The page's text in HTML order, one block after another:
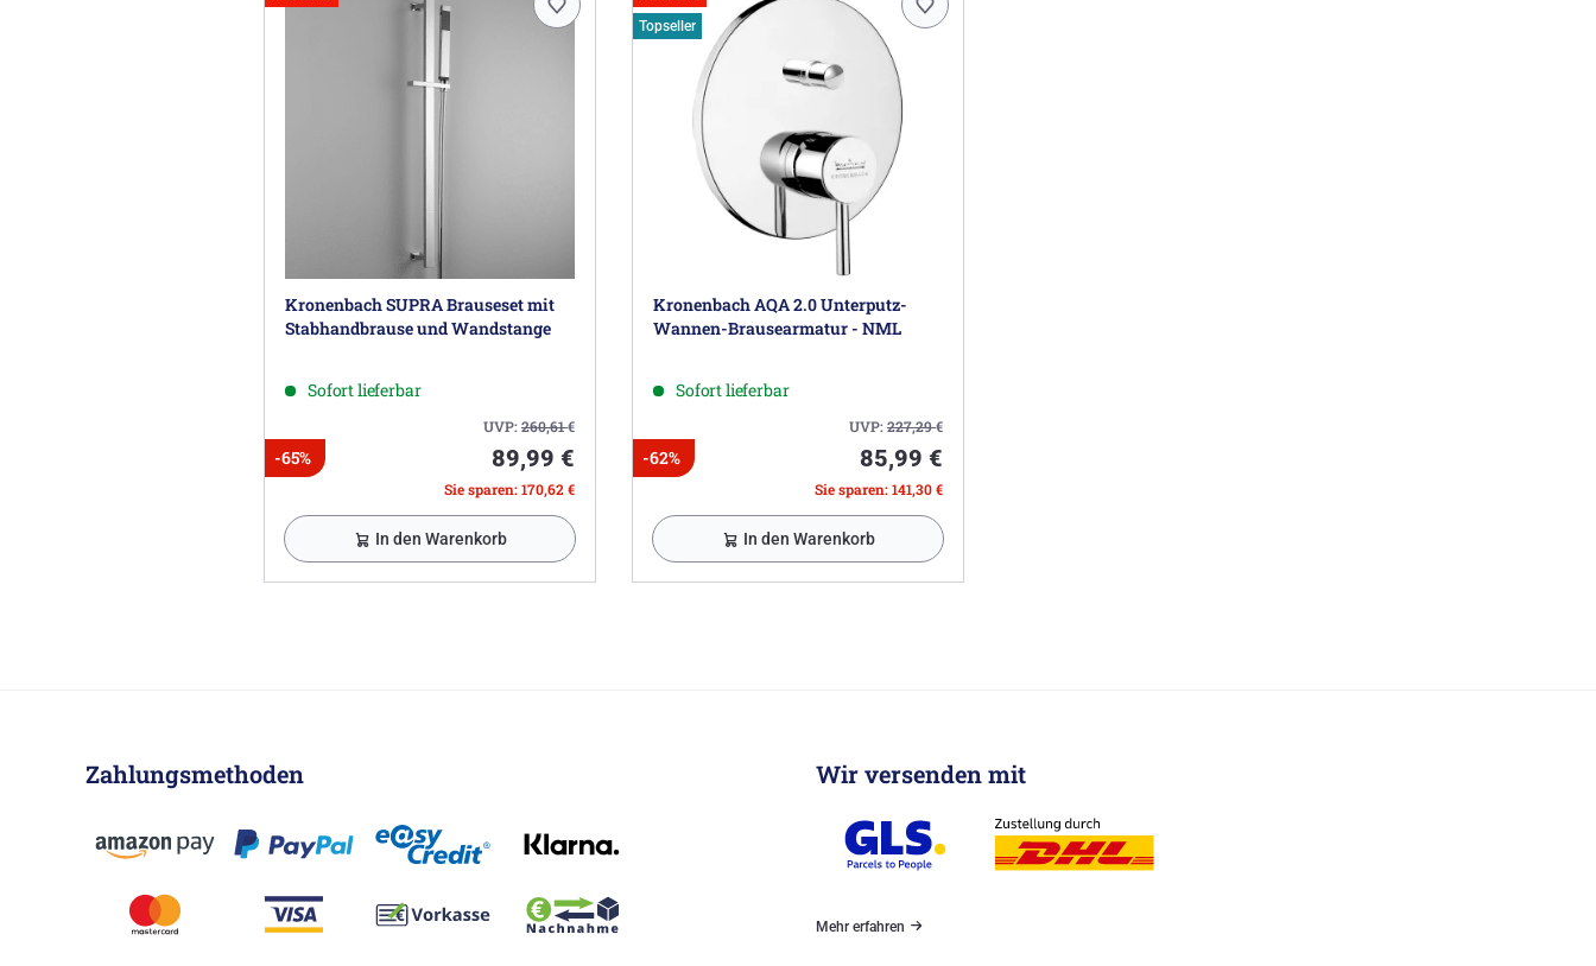
Kronenbach SUPRA Brauseset mit
Stabhandbrause und Wandstange
Sofort lieferbar
UVP:260,61€
-65% 89,99 €
Sie sparen: 170,62 €
In den Warenkorb
Topseller
Kronenbach AQA 2.0 Unterputz-
Wannen-Brausearmatur - NML
Sofort lieferbar
UVP:227,29€
-62% 85,99 €
Sie sparen: 141,30 €
In den Warenkorb
Zahlungsmethoden Wir versenden mit
Mehr erfahren